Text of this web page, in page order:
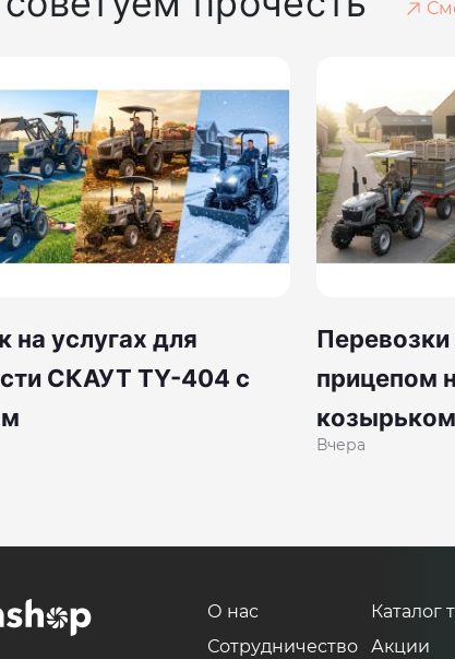
на услугах для
СКАУТ TY-404 с
Перевозки
прицепом
козырьком
Вчера
О нас
Сотрудничество
Каталог
Акции